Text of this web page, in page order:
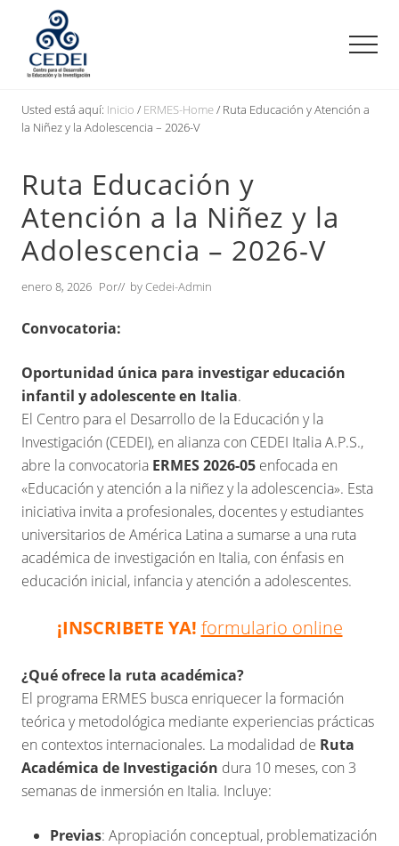
contenido
principal
barra
lateral
principal
página
para
Educación
Investigación
Usted está aquí: Inicio / ERMES-Home/ Ruta Educación y Atención a
la Niñez y la Adolescencia – 2026-V
Ruta Educación y
Atención a la Niñez y la
Adolescencia – 2026-V
enero 8, 2026 Por// byCedei-Admin
Convocatoria:
Oportunidad única para investigar educación
infantil y adolescente en Italia.
El Centro para el Desarrollo de la Educación y la
Investigación (CEDEI), en alianza con CEDEI Italia A.P.S.,
abre la convocatoria ERMES 2026-05 enfocada en
«Educación y atención a la niñez y la adolescencia». Esta
iniciativa invita a profesionales, docentes y estudiantes
universitarios de América Latina a sumarse a una ruta
académica de investigación en Italia, con énfasis en
educación inicial, infancia y atención a adolescentes.
¡INSCRIBETE YA! formulario online
¿Qué ofrece la ruta académica?
El programa ERMES busca enriquecer la formación
teórica y metodológica mediante experiencias prácticas
en contextos internacionales. La modalidad de Ruta
Académica de Investigación dura 10 meses, con 3
semanas de inmersión en Italia. Incluye:
Previas: Apropiación conceptual, problematización